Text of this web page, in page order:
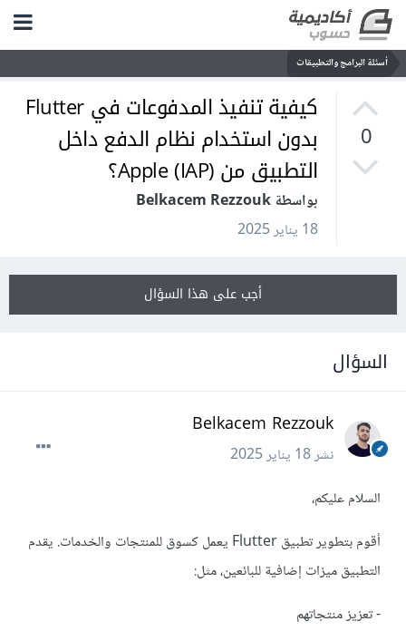
أسئلة البرامج والتطبيقات
0
كيفية تنفيذ المدفوعات في Flutter
بدون استخدام نظام الدفع داخل
التطبيق من Apple (IAP)؟
بواسطة Belkacem Rezzouk
18 يناير 2025
أجب على هذا السؤال
السؤال
Belkacem Rezzouk
نشر18 يناير 2025
السلام عليكم،
أقوم بتطوير تطبيق Flutter يعمل كسوق للمنتجات والخدمات. يقدم
التطبيق ميزات إضافية للبائعين، مثل:
- تعزيز منتجاتهم